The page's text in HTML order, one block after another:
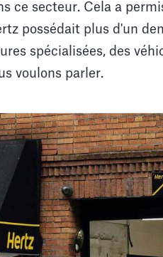
ce secteur. Cela a
possédait plus d'un
spécialisées, des
voulons parler.